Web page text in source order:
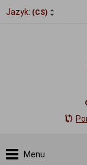
Jazyk: (CS)
Menu